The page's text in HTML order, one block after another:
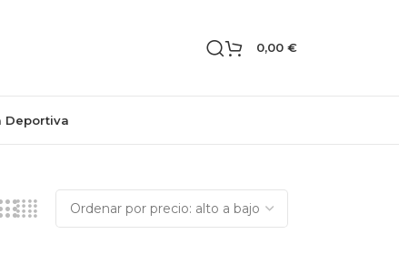
0,00 €
Deportiva